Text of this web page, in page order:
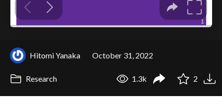
Hitomi Yanaka October 31, 2022
Research 1.3k 2